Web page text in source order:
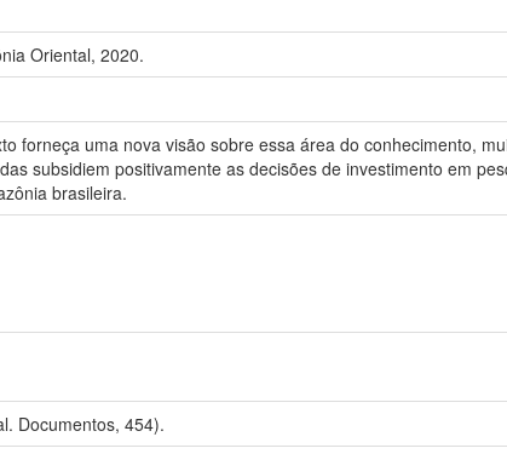
Oriental, 2020.
forneça uma nova visão sobre essa área do conhecimento,
subsidiem positivamente as decisões de investimento em
brasileira.
Documentos, 454).